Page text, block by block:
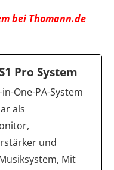
bei Thomann.de
Pro System
One-PA-System
als
und
Mit